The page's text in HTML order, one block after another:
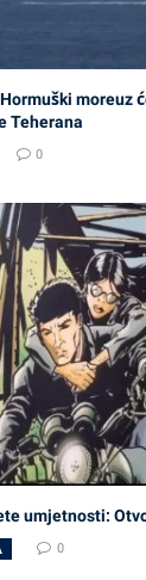
moreuz
Teherana
0
umjetnosti:
0